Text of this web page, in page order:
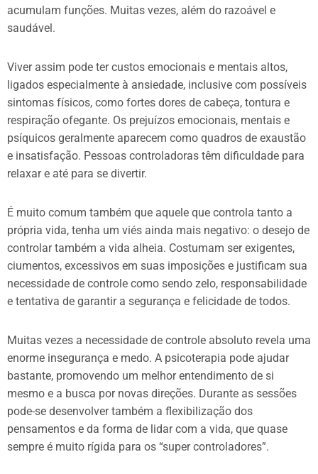
acumulam funções. Muitas vezes, além do razoável e
saudável.
Viver assim pode ter custos emocionais e mentais altos,
ligados especialmente à ansiedade, inclusive com possíveis
sintomas físicos, como fortes dores de cabeça, tontura e
respiração ofegante. Os prejuízos emocionais, mentais e
psíquicos geralmente aparecem como quadros de exaustão
e insatisfação. Pessoas controladoras têm dificuldade para
relaxar e até para se divertir.
É muito comum também que aquele que controla tanto a
própria vida, tenha um viés ainda mais negativo: o desejo de
controlar também a vida alheia. Costumam ser exigentes,
ciumentos, excessivos em suas imposições e justificam sua
necessidade de controle como sendo zelo, responsabilidade
e tentativa de garantir a segurança e felicidade de todos.
Muitas vezes a necessidade de controle absoluto revela uma
enorme insegurança e medo. A psicoterapia pode ajudar
bastante, promovendo um melhor entendimento de si
mesmo e a busca por novas direções. Durante as sessões
pode-se desenvolver também a flexibilização dos
pensamentos e da forma de lidar com a vida, que quase
sempre é muito rígida para os “super controladores”.